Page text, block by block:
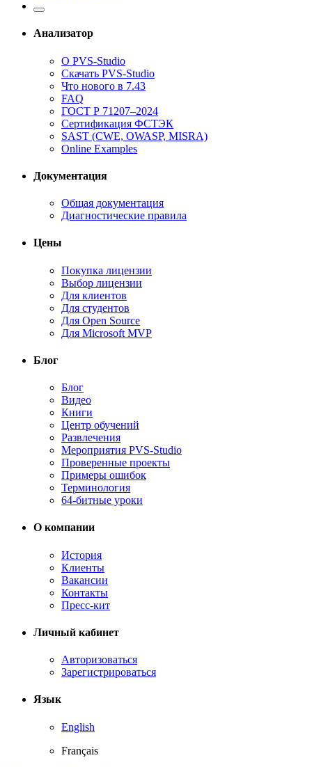
Анализатор
О PVS-Studio
Скачать PVS-Studio
Что нового в 7.43
FAQ
ГОСТ Р 71207–2024
Сертификация ФСТЭК
SAST (CWE, OWASP, MISRA)
Online Examples
Документация
Общая документация
Диагностические правила
Цены
Покупка лицензии
Выбор лицензии
Для клиентов
Для студентов
Для Open Source
Для Microsoft MVP
Блог
Блог
Видео
Книги
Центр обучений
Развлечения
Мероприятия PVS-Studio
Проверенные проекты
Примеры ошибок
Терминология
64-битные уроки
О компании
История
Клиенты
Вакансии
Контакты
Пресс-кит
Личный кабинет
Авторизоваться
Зарегистрироваться
Язык
English
Français